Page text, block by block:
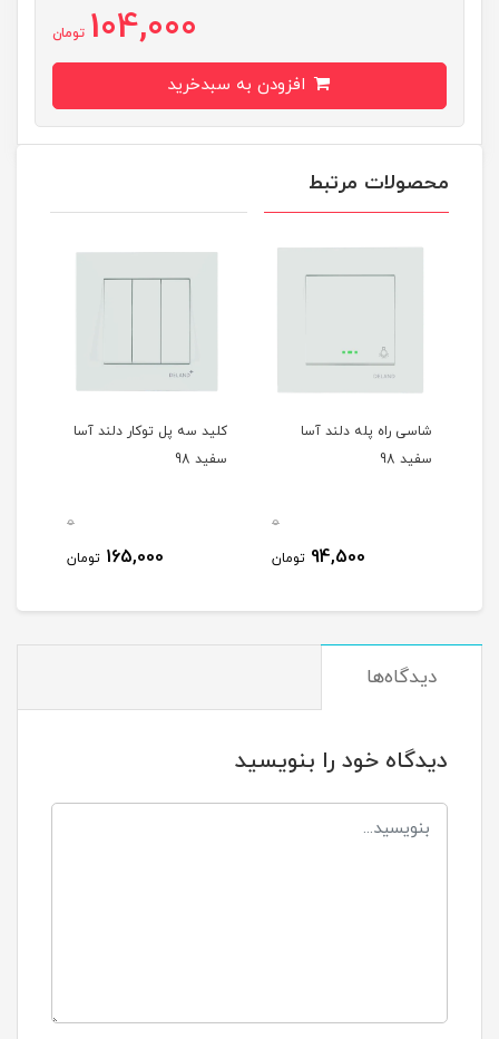
104,000 تومان
محصولات مرتبط
شاسی راه پله دلند آسا
سفید 98
0
94,500 تومان
کلید سه پل توکار دلند آسا
سفید 98
0
165,000 تومان
دیدگاه‌ها
دیدگاه خود را بنویسید